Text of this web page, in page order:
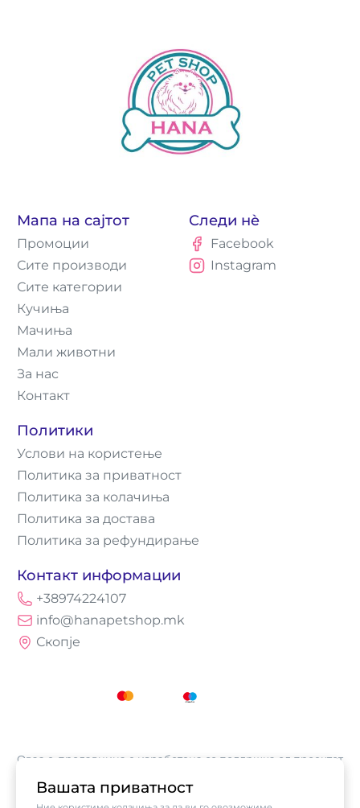
Вашата приватност
Мапа на сајтот
Промоции
Сите производи
Сите категории
Кучиња
Мачиња
Мали животни
За нас
Контакт
Политики
Услови на користење
Политика за приватност
Политика за колачиња
Политика за достава
Политика за рефундирање
Контакт информации
+38974224107
info@hanapetshop.mk
Скопје
Следи нè
Facebook
Instagram
Оваа е-продавница е изработена со поддршка од проектот
„Е-трговија: Супермоќ за локалните бизниси vol.2",
кој е имплементиран од